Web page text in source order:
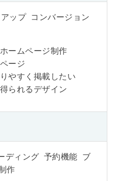
ップ コンバージョン
ームページ制作
ージ
やすく掲載したい
られるデザイン
ディング 予約機能 ブ
作